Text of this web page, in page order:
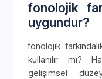
fonolojik
uygundur?
fonolojik
kullanılır mı?
gelişimsel